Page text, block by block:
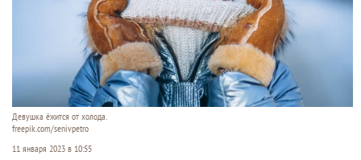
Девушка ёжится от холода.
freepik.com/senivpetro
11 января 2023 в 10:55